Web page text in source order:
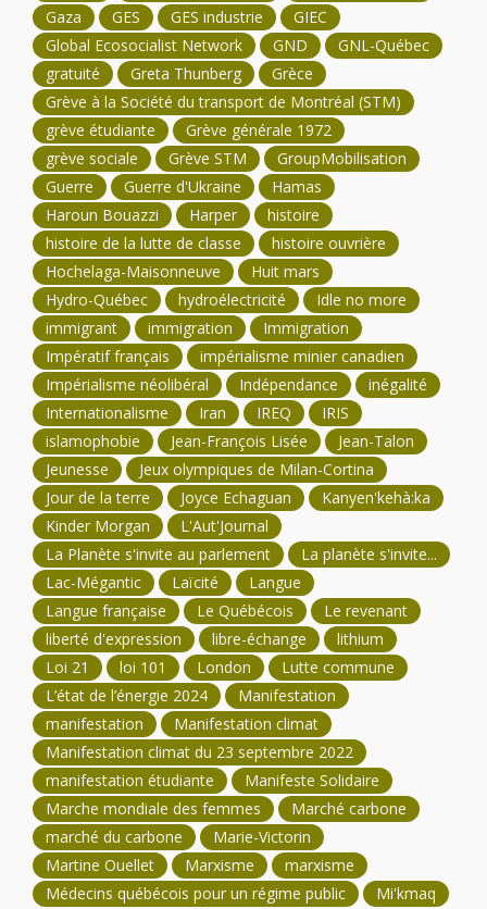
Gaza
GES GES industrie
GIEC
Global Ecosocialist Network
GND
GNL-Québec
gratuité
Greta Thunberg
Grèce
Grève à la Société du transport de Montréal (STM)
grève étudiante
Grève générale 1972
grève sociale
Grève STM
GroupMobilisation
Guerre
Guerre d'Ukraine
Hamas
Haroun Bouazzi
Harper
histoire
histoire de la lutte de classe
histoire ouvrière
Hochelaga-Maisonneuve
Huit mars
Hydro-Québec
hydroélectricité
Idle no more
immigrant
immigration
Immigration
Impératif français
impérialisme minier canadien
Impérialisme néolibéral
Indépendance
inégalité
Internationalisme
Iran IREQ
IRIS
islamophobie
Jean-François Lisée
Jean-Talon
Jeunesse
Jeux olympiques de Milan-Cortina
Jour de la terre
Joyce Echaguan
Kanyen'kehà:ka
Kinder Morgan
L'Aut'Journal
La Planète s'invite au parlement
La planète s'invite...
Lac-Mégantic
Laïcité
Langue
Langue française
Le Québécois
Le revenant
liberté d'expression
libre-échange
lithium
Loi 21
loi 101 London
Lutte commune
L’état de l’énergie 2024
Manifestation
manifestation
Manifestation climat
Manifestation climat du 23 septembre 2022
manifestation étudiante
Manifeste Solidaire
Marche mondiale des femmes
Marché carbone
marché du carbone
Marie-Victorin
Martine Ouellet
Marxisme
marxisme
Médecins québécois pour un régime public
Mi'kmaq